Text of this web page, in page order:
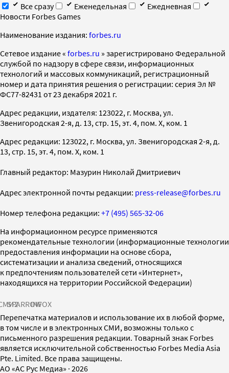
Все сразу
Еженедельная
Ежедневная
Новости Forbes Games
Наименование издания: forbes.ru
Cетевое издание « forbes.ru » зарегистрировано Федеральной
службой по надзору в сфере связи, информационных
технологий и массовых коммуникаций, регистрационный
номер и дата принятия решения о регистрации: серия Эл №
ФС77-82431 от 23 декабря 2021 г.
Адрес редакции, издателя: 123022, г. Москва, ул.
Звенигородская 2-я, д. 13, стр. 15, эт. 4, пом. X, ком. 1
Адрес редакции: 123022, г. Москва, ул. Звенигородская 2-я, д.
13, стр. 15, эт. 4, пом. X, ком. 1
Главный редактор: Мазурин Николай Дмитриевич
Адрес электронной почты редакции: press-release@forbes.ru
Номер телефона редакции: +7 (495) 565-32-06
На информационном ресурсе применяются
рекомендательные технологии (информационные технологии
предоставления информации на основе сбора,
систематизации и анализа сведений, относящихся
к предпочтениям пользователей сети «Интернет»,
находящихся на территории Российской Федерации)
SPARROWINFOX
Перепечатка материалов и использование их в любой форме,
в том числе и в электронных СМИ, возможны только с
письменного разрешения редакции. Товарный знак Forbes
является исключительной собственностью Forbes Media Asia
Pte. Limited. Все права защищены.
AO «АС Рус Медиа» · 2026